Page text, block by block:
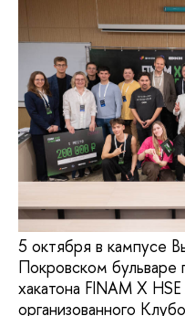
5 октября в кампусе
Покровском бульваре
хакатона FINAM X
организованного